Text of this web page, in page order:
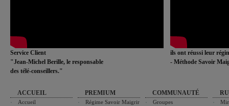
Service Client
"Jean-Michel Berille, le responsable
des télé-conseillers."
ils ont réussi leur
- Méthode Savoir
ACCUEIL
Accueil
PREMIUM
Régime Savoir Maigrir
COMMUNAUTÉ
Groupes